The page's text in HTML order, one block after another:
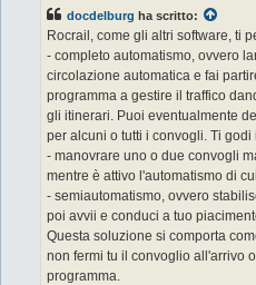
a
g
i
o
docdelburg ha scritto:
Rocrail, come gli altri software, ti
- completo automatismo, ovvero
circolazione automatica e fai
programma a gestire il traffico
gli itinerari. Puoi eventualmente
per alcuni o tutti i convogli. Ti godi
- manovrare uno o due convogli
mentre è attivo l'automatismo di
- semiautomatismo, ovvero
poi avvii e conduci a tuo
Questa soluzione si comporta
non fermi tu il convoglio all'arrivo
programma.